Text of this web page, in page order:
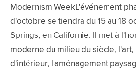
Modernism WeekL'événement
d'octobre se tiendra du 15 au 18
Springs, en Californie. Il met à
moderne du milieu du siècle,
d'intérieur, l'aménagement